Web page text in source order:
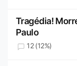
Tragédia!
Paulo
12 (12%)